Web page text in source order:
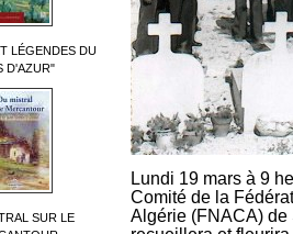
LÉGENDES DU
D'AZUR"
SUR LE
Lundi 19 mars à 9
Comité de la
Algérie (FNACA) de